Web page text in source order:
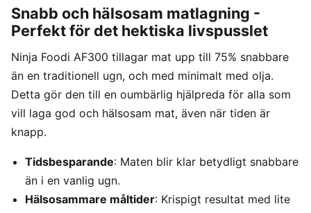
Snabb och hälsosam matlagning -
Perfekt för det hektiska livspusslet
Ninja Foodi AF300 tillagar mat upp till 75% snabbare
än en traditionell ugn, och med minimalt med olja.
Detta gör den till en oumbärlig hjälpreda för alla som
vill laga god och hälsosam mat, även när tiden är
knapp.
Tidsbesparande: Maten blir klar betydligt snabbare
än i en vanlig ugn.
Hälsosammare måltider: Krispigt resultat med lite